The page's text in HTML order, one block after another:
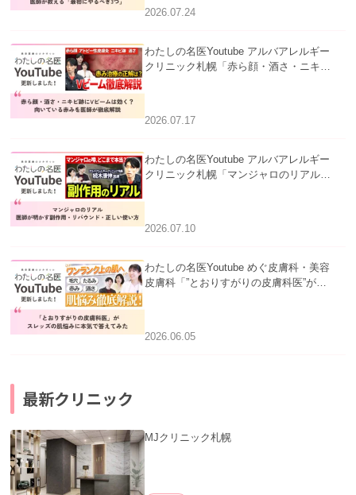
2026.07.24
わたしの名医Youtube アルバアレルギー
クリニック札幌「赤ら顔・酒さ・ニキビ
医師が徹底解説」を公開いたしました。
2026.07.17
わたしの名医Youtube アルバアレルギー
クリニック札幌「マンジャロのリアル｜
い使い方」を公開いたしました。
2026.07.10
わたしの名医Youtube めぐ皮膚科・美容
皮膚科「”とおりすがりの皮膚科医”がス
公開いたしました。
2026.06.05
最新クリニック
MJクリニック札幌